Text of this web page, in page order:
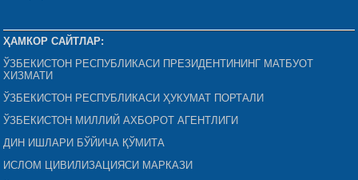
ҲАМКОР САЙТЛАР:
ЎЗБЕКИСТОН РЕСПУБЛИКАСИ ПРЕЗИДЕНТИНИНГ МАТБУОТ
ХИЗМАТИ
ЎЗБЕКИСТОН РЕСПУБЛИКАСИ ҲУКУМАТ ПОРТАЛИ
ЎЗБЕКИСТОН МИЛЛИЙ АХБОРОТ АГЕНТЛИГИ
ДИН ИШЛАРИ БЎЙИЧА ҚЎМИТА
ИСЛОМ ЦИВИЛИЗАЦИЯСИ МАРКАЗИ